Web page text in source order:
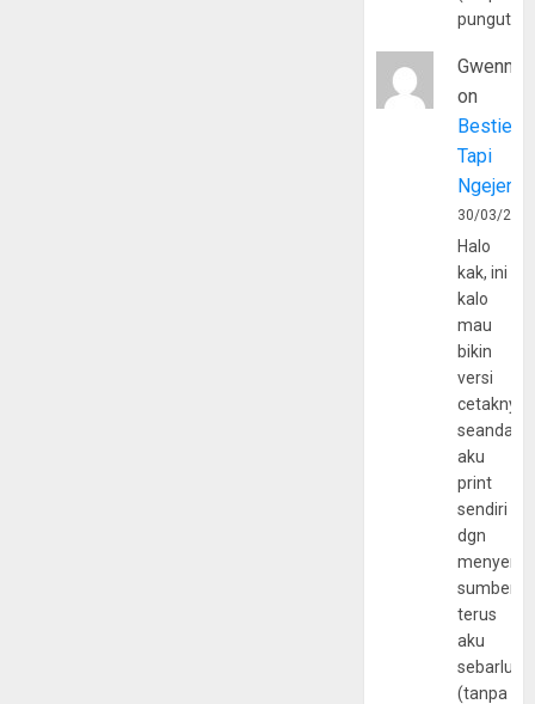
Gwenny
on
Bestie
Tapi
30/03/
Halo
kak, ini
kalo
mau
bikin
versi
cetaknya
aku
print
sendiri
dgn
sumber
terus
aku
(tanpa